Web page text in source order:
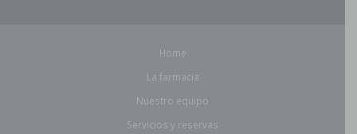
Home
La farmacia
Nuestro equipo
Servicios y reservas